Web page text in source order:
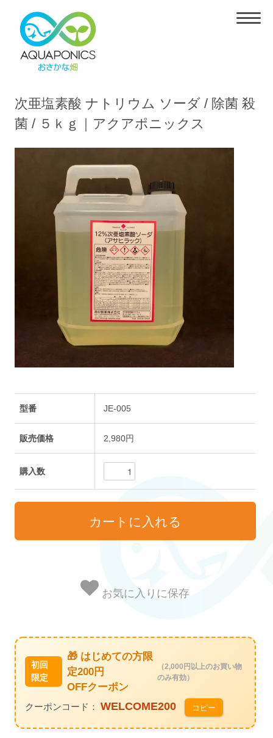
次亜塩素酸 ナトリウム ソーダ / 除菌 殺
菌 / ５ｋｇ｜アクアポニックス
型番 JE-005
販売価格 2,980円
購入数
お気に入りに保存
初回
限定
🎁 はじめての方限
定200円
OFFクーポン
（2,000円以上のお買い物
のみ有効）
クーポンコード：WELCOME200 コピー